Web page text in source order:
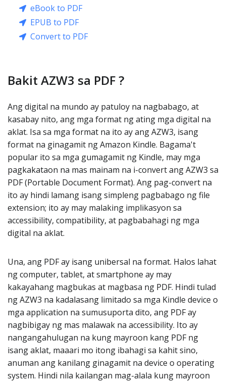
eBook to PDF
EPUB to PDF
Convert to PDF
Bakit AZW3 sa PDF ?
Ang digital na mundo ay patuloy na nagbabago, at
kasabay nito, ang mga format ng ating mga digital na
aklat. Isa sa mga format na ito ay ang AZW3, isang
format na ginagamit ng Amazon Kindle. Bagama't
popular ito sa mga gumagamit ng Kindle, may mga
pagkakataon na mas mainam na i-convert ang AZW3 sa
PDF (Portable Document Format). Ang pag-convert na
ito ay hindi lamang isang simpleng pagbabago ng file
extension; ito ay may malaking implikasyon sa
accessibility, compatibility, at pagbabahagi ng mga
digital na aklat.
Una, ang PDF ay isang unibersal na format. Halos lahat
ng computer, tablet, at smartphone ay may
kakayahang magbukas at magbasa ng PDF. Hindi tulad
ng AZW3 na kadalasang limitado sa mga Kindle device o
mga application na sumusuporta dito, ang PDF ay
nagbibigay ng mas malawak na accessibility. Ito ay
nangangahulugan na kung mayroon kang PDF ng
isang aklat, maaari mo itong ibahagi sa kahit sino,
anuman ang kanilang ginagamit na device o operating
system. Hindi nila kailangan mag-alala kung mayroon